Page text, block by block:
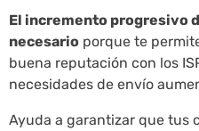
El incremento progresivo
necesario porque te
buena reputación con los
necesidades de envío
Ayuda a garantizar que tus